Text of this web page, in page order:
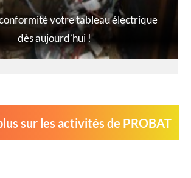
votre tableau électrique
dès aujourd’hui !
sur les activités de PROBAT